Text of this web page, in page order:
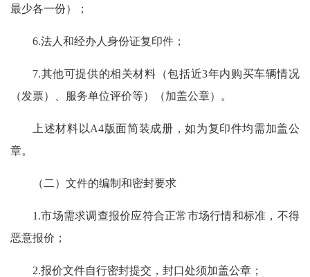
最少各一份）；
6.法人和经办人身份证复印件；
7.其他可提供的相关材料（包括近3年内购买车辆情况
（发票）、服务单位评价等）（加盖公章）。
上述材料以A4版面简装成册，如为复印件均需加盖公
章。
（二）文件的编制和密封要求
1.市场需求调查报价应符合正常市场行情和标准，不得
恶意报价；
2.报价文件自行密封提交，封口处须加盖公章；